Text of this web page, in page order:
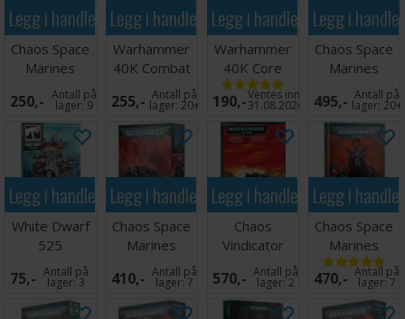
Legg i handlekurven
Chaos Space
Marines
Chaos Lord
Terminato
250,- Antall på
lager:9
Legg i handlekurven
Warhammer
40K Combat
Patrol
Companion
255,- Antall på
lager:20+
Legg i handlekurven
Warhammer
40K Core
Rules
190,-Ventes inn
31.08.2026
Legg i
Chaos Space
Marines
Fellgor
Beastmen
495,- Antall på
lager:20+
Legg i handlekurven
White Dwarf
525
75,- Antall på
lager:3
Legg i handlekurven
Chaos Space
Marines
Chaos Rhino
410,- Antall på
lager:7
Legg i handlekurven
Chaos
Vindicator
570,- Antall på
lager:2
Legg i
Chaos Space
Marines
Codex
470,- Antall på
lager:7